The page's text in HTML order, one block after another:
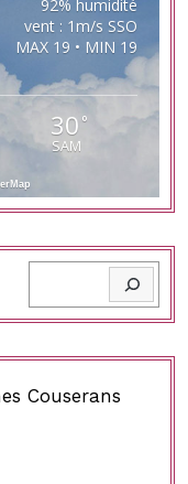
92% humidité
vent : 1m/s SSO
MAX 19 • MIN 19
30 °
SAM
Couserans